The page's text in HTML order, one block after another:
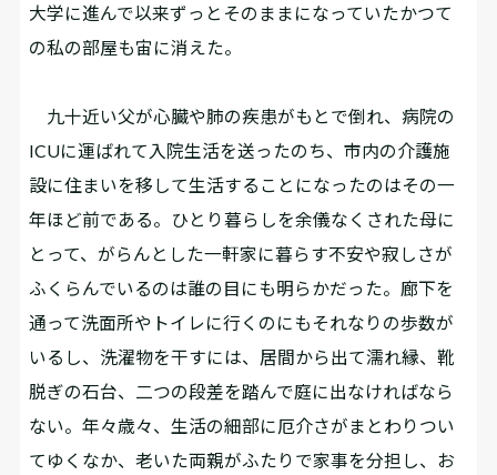
大学に進んで以来ずっとそのままになっていたかつて
の私の部屋も宙に消えた。
九十近い父が心臓や肺の疾患がもとで倒れ、病院の
ICUに運ばれて入院生活を送ったのち、市内の介護施
設に住まいを移して生活することになったのはその一
年ほど前である。ひとり暮らしを余儀なくされた母に
とって、がらんとした一軒家に暮らす不安や寂しさが
ふくらんでいるのは誰の目にも明らかだった。廊下を
通って洗面所やトイレに行くのにもそれなりの歩数が
いるし、洗濯物を干すには、居間から出て濡れ縁、靴
脱ぎの石台、二つの段差を踏んで庭に出なければなら
ない。年々歳々、生活の細部に厄介さがまとわりつい
てゆくなか、老いた両親がふたりで家事を分担し、お